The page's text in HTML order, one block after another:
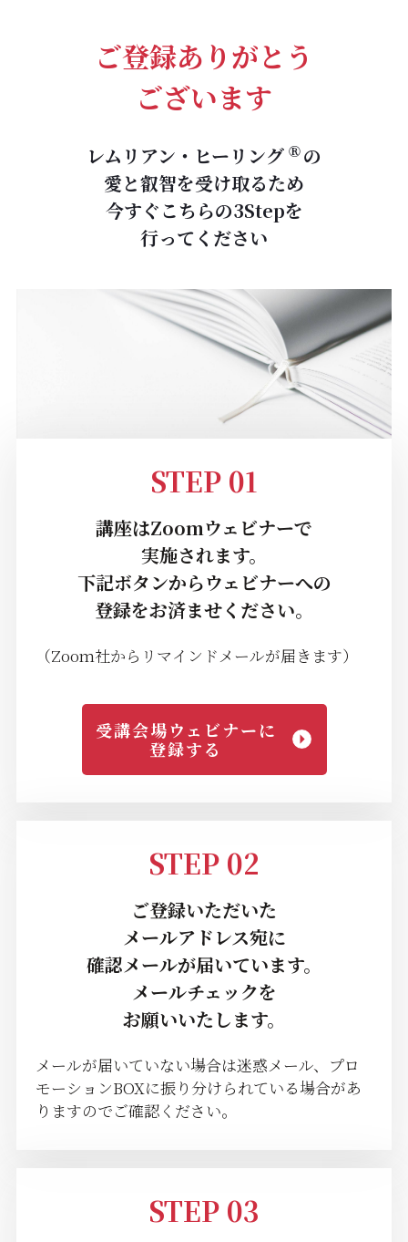
ご登録ありがとう
ございます
レムリアン・ヒーリング Ⓡ の
愛と叡智を受け取るため
今すぐこちらの3Stepを
行ってください
STEP 01
講座はZoomウェビナーで
実施されます。
下記ボタンからウェビナーへの
登録をお済ませください。
（Zoom社からリマインドメールが届きます）
受講会場ウェビナーに
登録する
STEP 02
ご登録いただいた
メールアドレス宛に
確認メールが届いています。
メールチェックを
お願いいたします。
メールが届いていない場合は迷惑メール、プロ
モーションBOXに振り分けられている場合があ
りますのでご確認ください。
STEP 03